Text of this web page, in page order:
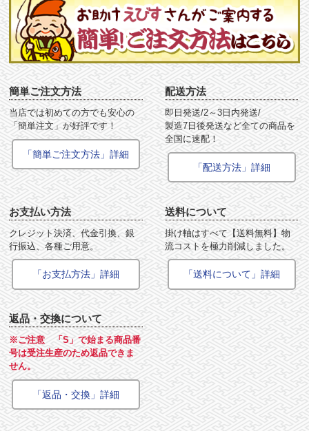
簡単ご注文方法
当店では初めての方でも安心の
「簡単注文」が好評です！
「簡単ご注文方法」詳細
配送方法
即日発送/2～3日内発送/
製造7日後発送など全ての商品を
全国に速配！
「配送方法」詳細
お支払い方法
クレジット決済、代金引換、銀
行振込、各種ご用意。
「お支払方法」詳細
送料について
掛け軸はすべて【送料無料】物
流コストを極力削減しました。
「送料について」詳細
返品・交換について
※ご注意 「S」で始まる商品番
号は受注生産のため返品できま
せん。
「返品・交換」詳細